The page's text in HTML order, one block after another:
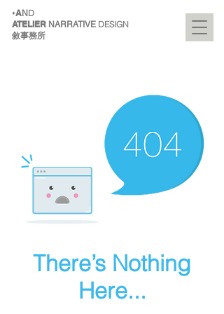
+AN D
ATELIER NARRATIVE DESIGN
敘事務所
There’s Nothing
Here...